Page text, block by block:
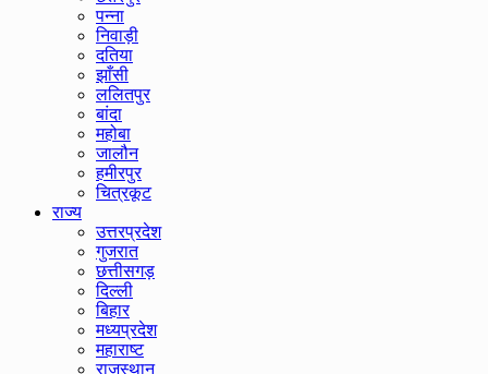
पन्ना
निवाड़ी
दतिया
झाँसी
ललितपुर
बांदा
महोबा
जालौन
हमीरपुर
चित्रकूट
राज्य
उत्तरप्रदेश
गुजरात
छत्तीसगड़
दिल्ली
बिहार
मध्यप्रदेश
महाराष्ट
राजस्थान